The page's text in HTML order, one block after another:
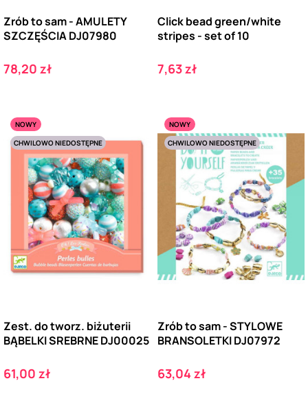
Zrób to sam - AMULETY
SZCZĘŚCIA DJ07980
Cena
78,20 zł
Click bead green/white
stripes - set of 10
Cena
7,63 zł
NOWY
CHWILOWO NIEDOSTĘPNE
Zest. do tworz. biżuterii
BĄBELKI SREBRNE DJ00025
Cena
61,00 zł
NOWY
CHWILOWO NIEDOSTĘPNE
Zrób to sam - STYLOWE
BRANSOLETKI DJ07972
Cena
63,04 zł